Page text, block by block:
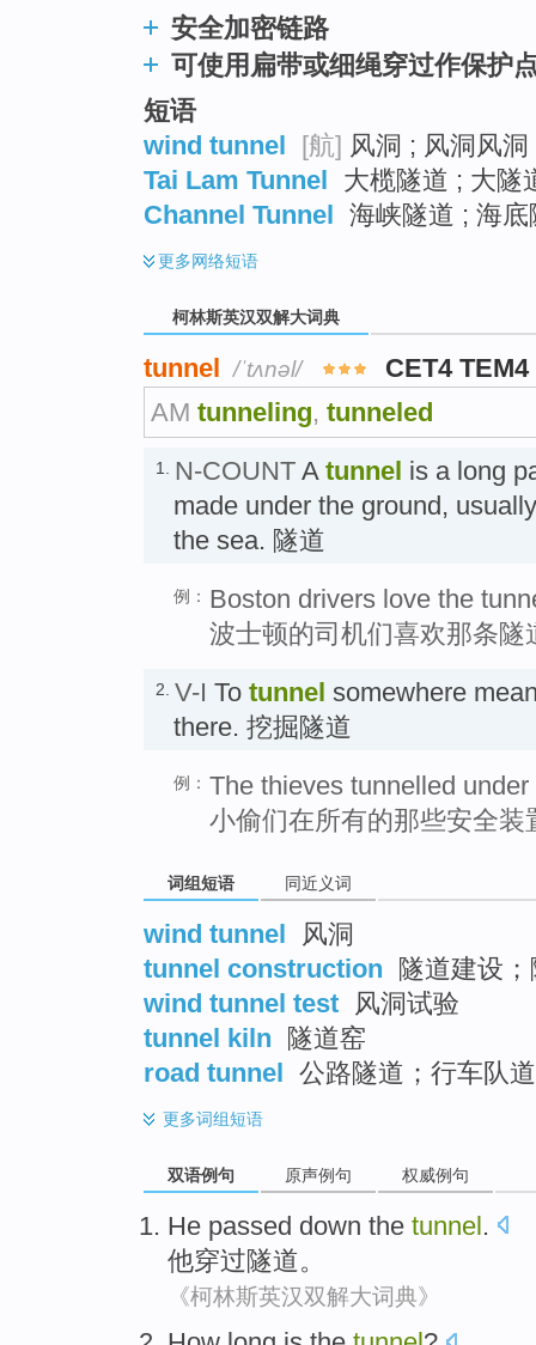
安全加密链路
可使用扁带或细绳穿过作保护
短语
wind tunnel [航] 风洞 ; 风洞风洞
Tai Lam Tunnel 大榄隧道 ; 大隧
Channel Tunnel 海峡隧道 ; 海
更多网络短语
柯林斯英汉双解大词典
tunnel /ˈtʌnəl/
CET4 TEM4
AM tunneling, tunneled
1. N-COUNT A tunnel is a long
made under the ground,
the sea. 隧道
例： Boston drivers love the
波士顿的司机们喜欢那条隧
2. V-I To tunnel somewhere
there. 挖掘隧道
例： The thieves tunnelled
小偷们在所有的那些安全装
词组短语 同近义词
wind tunnel
风洞
tunnel construction
隧道建设
wind tunnel test
风洞试验
tunnel kiln
隧道窑
road tunnel 公路隧道；行车队道
更多词组短语
双语例句 原声例句 权威例句
He passed down the tunnel.
他穿过隧道。
《柯林斯英汉双解大词典》